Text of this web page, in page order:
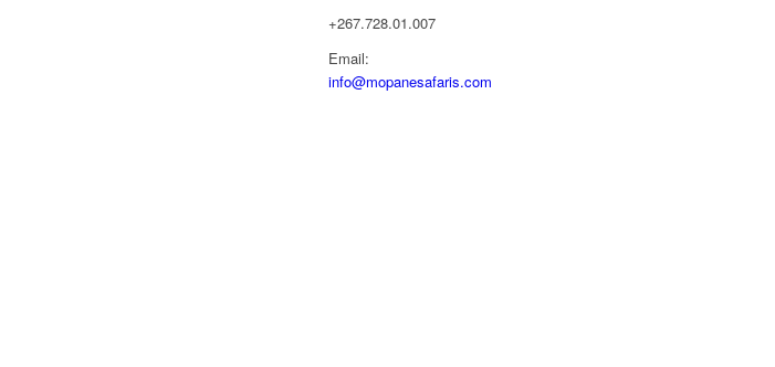
+267.728.01.007
Email:
info@mopanesafaris.com